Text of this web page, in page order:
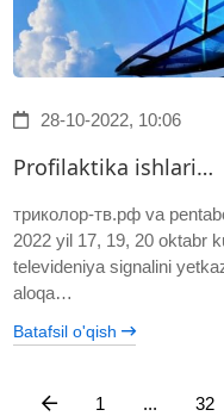
28-10-2022, 10:06
Profilaktika ishlari…
триколор-тв.рф va
2022 yil 17, 19, 20 oktabr
televideniya signalini
aloqa…
Batafsil o'qish
1 ... 32